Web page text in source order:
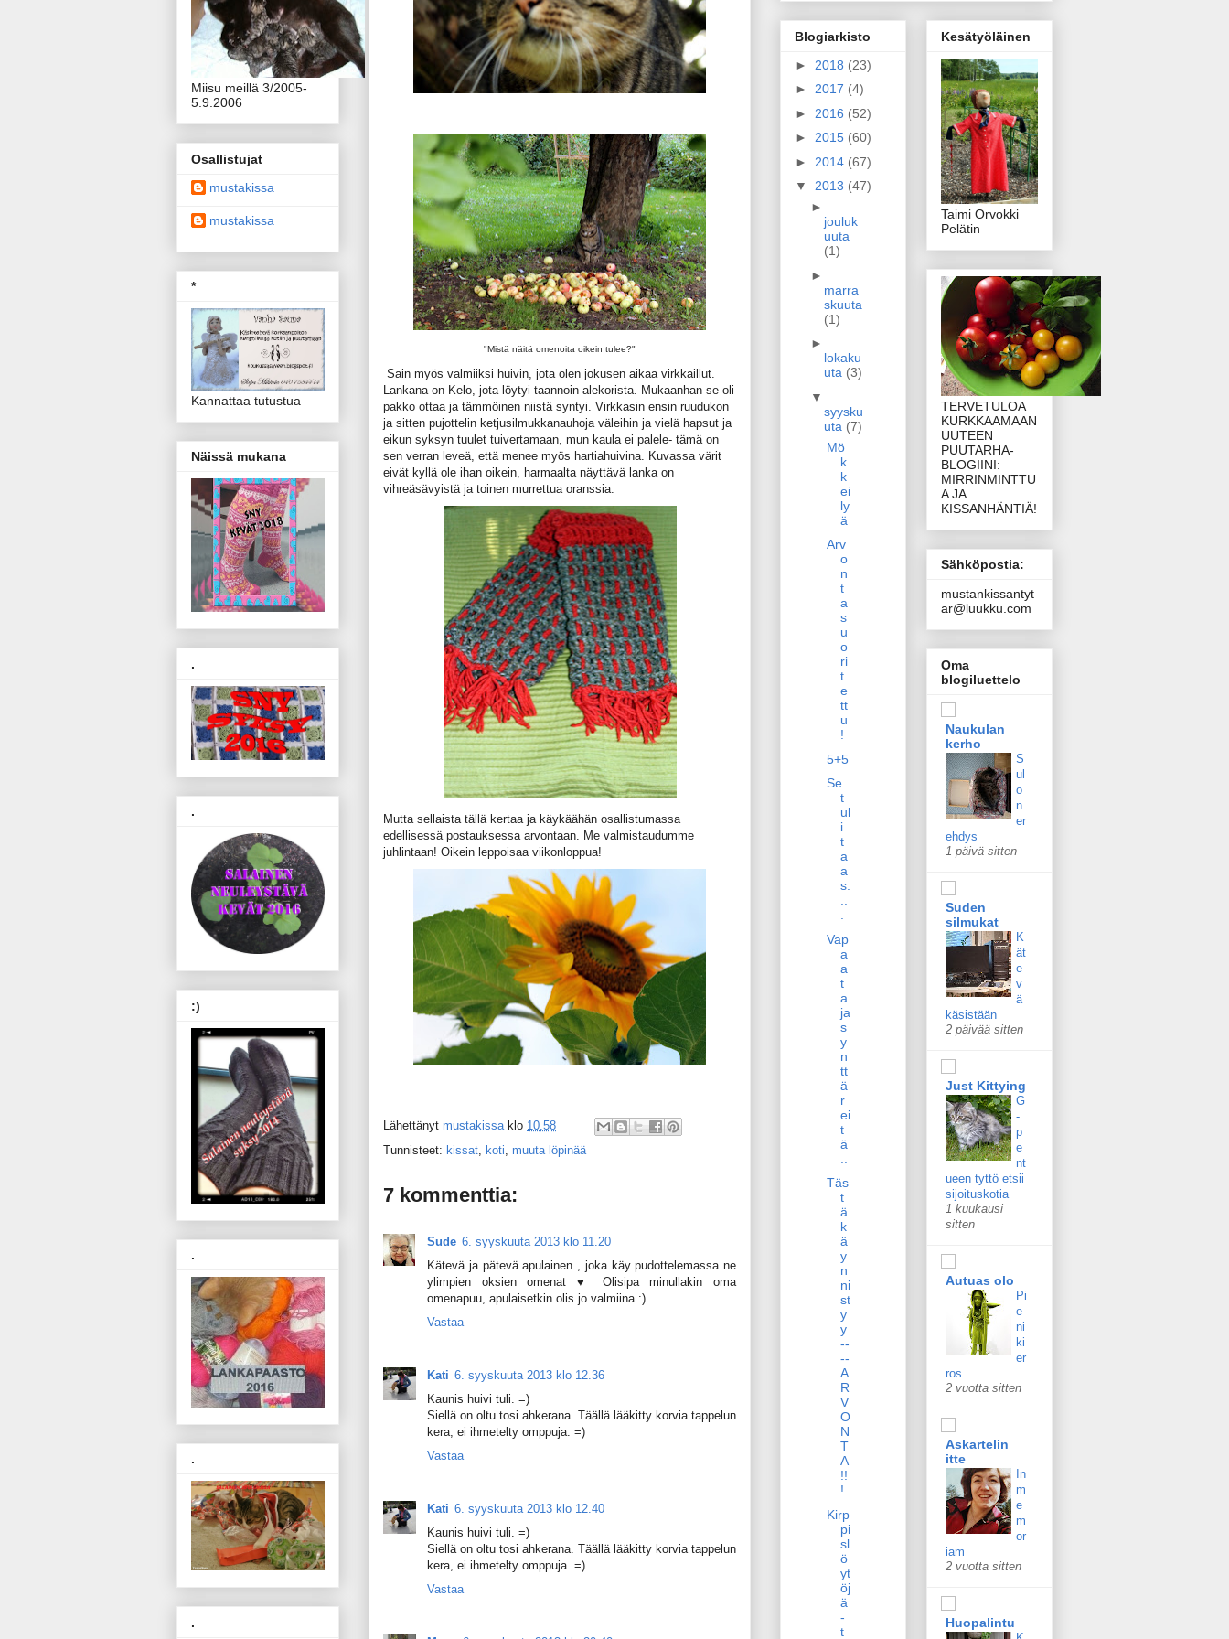
"Mistä näitä omenoita oikein tulee?"
Sain myös valmiiksi huivin, jota olen jokusen aikaa virkkaillut.
Lankana on Kelo, jota löytyi taannoin alekorista. Mukaanhan se oli
pakko ottaa ja tämmöinen niistä syntyi. Virkkasin ensin ruudukon
ja sitten pujottelin ketjusilmukkanauhoja väleihin ja vielä hapsut ja
eikun syksyn tuulet tuivertamaan, mun kaula ei palele- tämä on
sen verran leveä, että menee myös hartiahuivina. Kuvassa värit
eivät kyllä ole ihan oikein, harmaalta näyttävä lanka on
vihreäsävyistä ja toinen murrettua oranssia.
Mutta sellaista tällä kertaa ja käykäähän osallistumassa
edellisessä postauksessa arvontaan. Me valmistaudumme
juhlintaan! Oikein leppoisaa viikonloppua!
Lähettänyt mustakissa klo 10.58
Tunnisteet: kissat koti muuta löpinää
7 kommenttia:
Sude 6. syyskuuta 2013 klo 11.20
Kätevä ja pätevä apulainen , joka käy pudottelemassa ne
ylimpien oksien omenat ♥ Olisipa minullakin oma
omenapuu, apulaisetkin olis jo valmiina :)
Vastaa
Kati 6. syyskuuta 2013 klo 12.36
Kaunis huivi tuli. =)
Siellä on oltu tosi ahkerana. Täällä lääkitty korvia tappelun
kera, ei ihmetelty omppuja. =)
Vastaa
Kati 6. syyskuuta 2013 klo 12.40
Kaunis huivi tuli. =)
Siellä on oltu tosi ahkerana. Täällä lääkitty korvia tappelun
kera, ei ihmetelty omppuja. =)
Vastaa
Miisu meillä 3/2005-
5.9.2006
Osallistujat
mustakissa
mustakissa
*
Kannattaa tutustua
Näissä mukana
.
.
:)
.
.
.
Blogiarkisto
► 2018 (23)
► 2017 (4)
► 2016 (52)
► 2015 (60)
► 2014 (67)
▼ 2013 (47)
►
jouluk
uuta
(1)
►
marra
skuuta
(1)
►
lokaku
uta (3)
▼
syysku
uta (7)
Mö
k
k
ei
ly
ä
Arv
o
n
t
a
s
u
o
ri
t
e
tt
u
!
5+5
Se
t
ul
i
t
a
a
s.
..
.
Vap
a
a
t
a
ja
s
y
n
tt
ä
r
ei
t
ä
Täs
t
ä
k
ä
y
n
ni
st
y
y
--
--
A
R
V
O
N
T
A
!!
!
Kirp
pi
sl
ö
yt
öj
ä
-
t
Kesätyöläinen
Taimi Orvokki
Pelätin
TERVETULOA
KURKKAAMAAN
UUTEEN
PUUTARHA-
BLOGIINI:
MIRRINMINTTU
A JA
KISSANHÄNTIÄ!
Sähköpostia:
mustankissantyt
ar@luukku.com
Oma
blogiluettelo
Naukulan
kerho
S
ul
o
n
er
ehdys
1 päivä sitten
Suden
silmukat
K
ät
e
v
ä
käsistään
2 päivää sitten
Just Kittying
G
-
p
e
nt
ueen tyttö etsii
sijoituskotia
1 kuukausi
sitten
Autuas olo
Pi
e
ni
ki
er
ros
2 vuotta sitten
Askartelin
itte
In
m
e
m
or
iam
2 vuotta sitten
Huopalintu